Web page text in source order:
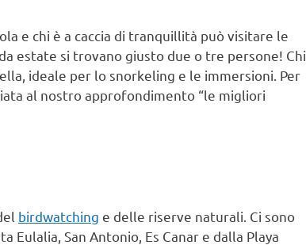
e chi è a caccia di tranquillità può visitare le
estate si trovano giusto due o tre persone! Chi
ideale per lo snorkeling e le immersioni. Per
al nostro approfondimento “le migliori
birdwatching e delle riserve naturali. Ci sono
Eulalia, San Antonio, Es Canar e dalla Playa